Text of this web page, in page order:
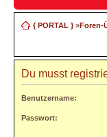
{ PORTAL }»Foren-
Du musst
Benutzername:
Passwort: